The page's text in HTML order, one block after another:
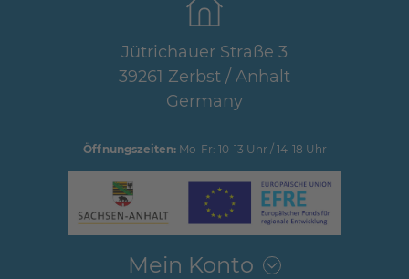
Jütrichauer Straße 3
39261 Zerbst / Anhalt
Germany
Öffnungszeiten:Mo-Fr: 10-13 Uhr / 14-18 Uhr
Mein Konto